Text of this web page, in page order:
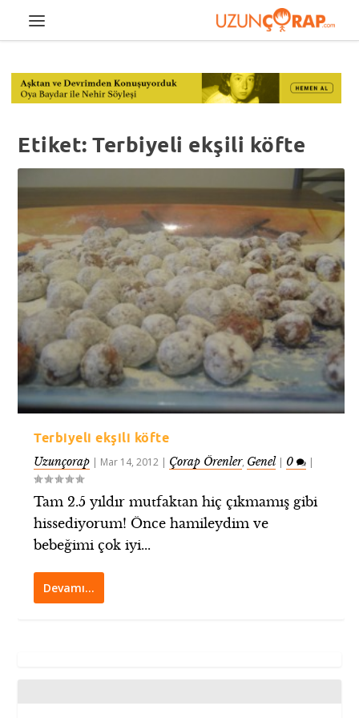
Etiket:Terbiyeli ekşili köfte
Terbiyeli ekşili köfte
Uzunçorap | Mar 14, 2012 | Çorap Örenler, Genel | 0 |
Tam 2.5 yıldır mutfaktan hiç çıkmamış gibi
hissediyorum! Önce hamileydim ve
bebeğimi çok iyi...
Devamı…